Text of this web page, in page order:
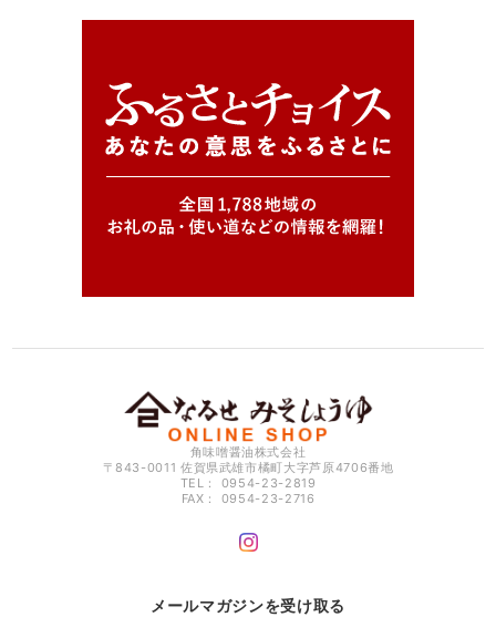
角味噌醤油株式会社
〒843-0011 佐賀県武雄市橘町大字芦原4706番地
TEL： 0954-23-2819
FAX： 0954-23-2716
メールマガジンを受け取る